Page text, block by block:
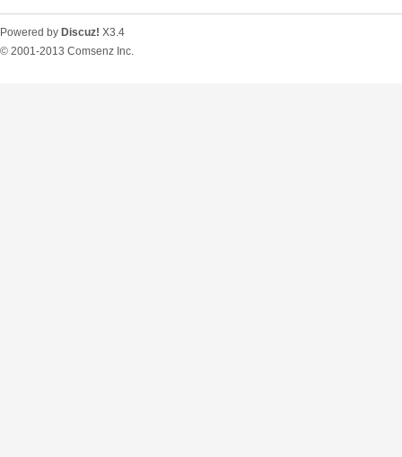
Powered by Discuz! X3.4
© 2001-2013 Comsenz Inc.